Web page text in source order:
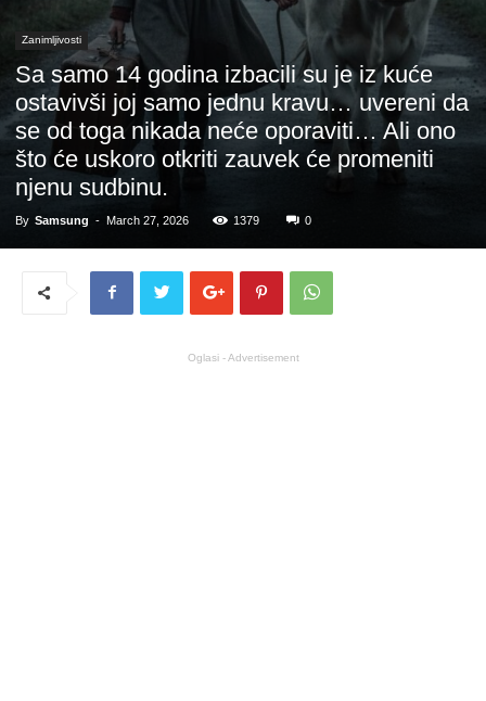
Zanimljivosti
Sa samo 14 godina izbacili su je iz kuće
ostavivši joj samo jednu kravu… uvereni da
se od toga nikada neće oporaviti… Ali ono
što će uskoro otkriti zauvek će promeniti
njenu sudbinu.
By Samsung - March 27, 2026 1379 0
Oglasi - Advertisement